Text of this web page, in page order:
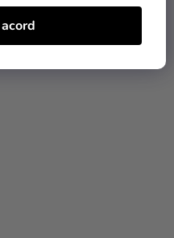
ADAUGĂ ÎN COŞ